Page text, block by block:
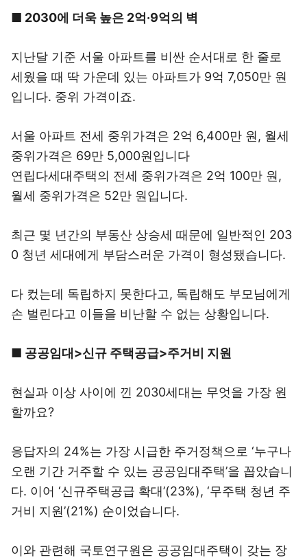
■ 2030에 더욱 높은 2억·9억의 벽
지난달 기준 서울 아파트를 비싼 순서대로 한 줄로
세웠을 때 딱 가운데 있는 아파트가 9억 7,050만 원
입니다. 중위 가격이죠.
서울 아파트 전세 중위가격은 2억 6,400만 원, 월세
중위가격은 69만 5,000원입니다
연립다세대주택의 전세 중위가격은 2억 100만 원,
월세 중위가격은 52만 원입니다.
최근 몇 년간의 부동산 상승세 때문에 일반적인 203
0 청년 세대에게 부담스러운 가격이 형성됐습니다.
다 컸는데 독립하지 못한다고, 독립해도 부모님에게
손 벌린다고 이들을 비난할 수 없는 상황입니다.
■ 공공임대>신규 주택공급>주거비 지원
현실과 이상 사이에 낀 2030세대는 무엇을 가장 원
할까요?
응답자의 24%는 가장 시급한 주거정책으로 ‘누구나
오랜 기간 거주할 수 있는 공공임대주택’을 꼽았습니
다. 이어 ‘신규주택공급 확대’(23%), ‘무주택 청년 주
거비 지원’(21%) 순이었습니다.
이와 관련해 국토연구원은 공공임대주택이 갖는 장